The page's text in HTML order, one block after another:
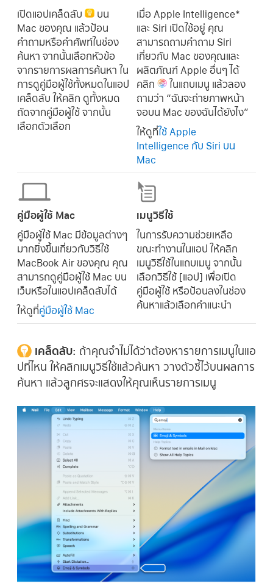
เปิดแอปเคล็ดลับ
บน
Mac ของคุณ แล้วป้อน
คำถามหรือคำศัพท์ในช่อง
ค้นหา จากนั้นเลือกหัวข้อ
จากรายการผลการค้นหา ใน
การดูคู่มือผู้ใช้ทั้งหมดในแอป
เคล็ดลับ ให้คลิก ดูทั้งหมด
ถัดจากคู่มือผู้ใช้ จากนั้น
เลือกตัวเลือก
เมื่อ Apple Intelligence*
และ Siri เปิดใช้อยู่ คุณ
สามารถถามคำถาม Siri
เกี่ยวกับ Mac ของคุณและ
ผลิตภัณฑ์ Apple อื่นๆ ได้
คลิก
ในแถบเมนู แล้วลอง
ถามว่า “ฉันจะถ่ายภาพหน้า
จอบน Mac ของฉันได้ยังไง”
ให้ดูที่ใช้ Apple
Intelligence กับ Siri บน
Mac
คู่มือผู้ใช้ Mac
คู่มือผู้ใช้ Mac มีข้อมูลต่างๆ
มากยิ่งขึ้นเกี่ยวกับวิธีใช้
MacBook Air ของคุณ คุณ
สามารถดูคู่มือผู้ใช้ Mac บน
เว็บหรือในแอปเคล็ดลับได้
ให้ดูที่คู่มือผู้ใช้ Mac
เมนูวิธีใช้
ในการรับความช่วยเหลือ
ขณะทำงานในแอป ให้คลิก
เมนูวิธีใช้ในแถบเมนู จากนั้น
เลือกวิธีใช้ [ แอป ] เพื่อเปิด
คู่มือผู้ใช้ หรือป้อนลงในช่อง
ค้นหาแล้วเลือกคำแนะนำ
เคล็ดลับ: ถ้าคุณจำไม่ได้ว่าต้องหารายการเมนูในแอ
ปที่ไหน ให้คลิกเมนูวิธีใช้แล้วค้นหา วางตัวชี้ไว้บนผลการ
ค้นหา แล้วลูกศรจะแสดงให้คุณเห็นรายการเมนู